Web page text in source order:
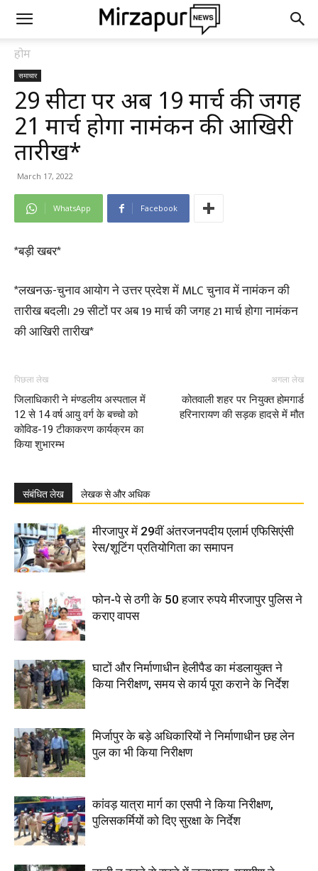
होम
समाचार
29 सीटों पर अब 19 मार्च की जगह
21 मार्च होगा नामंकन की आखिरी
तारीख*
March 17, 2022
WhatsApp Facebook
*बड़ी खबर*
*लखनऊ-चुनाव आयोग ने उत्तर प्रदेश में MLC चुनाव में नामंकन की
तारीख बदली। 29 सीटों पर अब 19 मार्च की जगह 21 मार्च होगा नामंकन
की आखिरी तारीख*
पिछला लेख
जिलाधिकारी ने मंण्डलीय अस्पताल में
12 से 14 वर्ष आयु वर्ग के बच्चो को
कोविड-19 टीकाकरण कार्यक्रम का
किया शुभारम्भ
अगला लेख
कोतवाली शहर पर नियुक्त होमगार्ड
हरिनारायण की सड़क हादसे में मौत
संबंधित लेख लेखक से और अधिक
मीरजापुर में 29वीं अंतरजनपदीय एलार्म एफिसिएंसी
रेस/शूटिंग प्रतियोगिता का समापन
फोन-पे से ठगी के 50 हजार रुपये मीरजापुर पुलिस ने
कराए वापस
घाटों और निर्माणाधीन हेलीपैड का मंडलायुक्त ने
किया निरीक्षण, समय से कार्य पूरा कराने के निर्देश
मिर्जापुर के बड़े अधिकारियों ने निर्माणाधीन छह लेन
पुल का भी किया निरीक्षण
कांवड़ यात्रा मार्ग का एसपी ने किया निरीक्षण,
पुलिसकर्मियों को दिए सुरक्षा के निर्देश